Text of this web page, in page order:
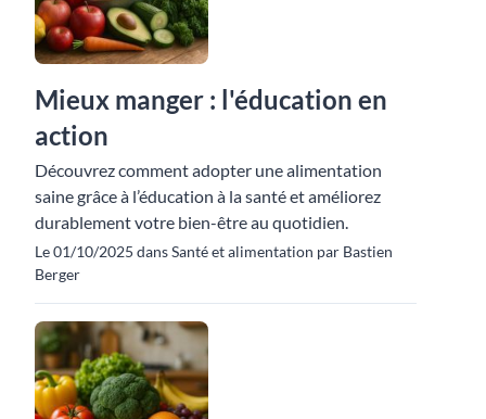
Mieux manger : l'éducation en
action
Découvrez comment adopter une alimentation
saine grâce à l’éducation à la santé et améliorez
durablement votre bien-être au quotidien.
Le 01/10/2025 dans Santé et alimentation par Bastien
Berger